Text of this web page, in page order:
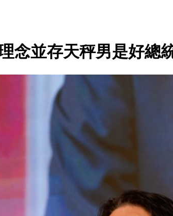
念並存天秤男是好總